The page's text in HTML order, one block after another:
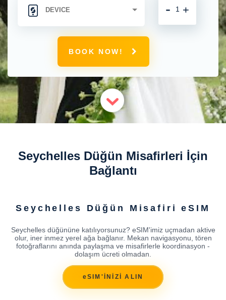
+
-
BOOK NOW!
Seychelles Düğün Misafirleri İçin
Bağlantı
Seychelles Düğün Misafiri eSIM
Seychelles düğününe katılıyorsunuz? eSIM'imiz uçmadan aktive
olur, iner inmez yerel ağa bağlanır. Mekan navigasyonu, tören
fotoğraflarını anında paylaşma ve misafirlerle koordinasyon -
dolaşım ücreti olmadan.
eSIM'İNİZİ ALIN